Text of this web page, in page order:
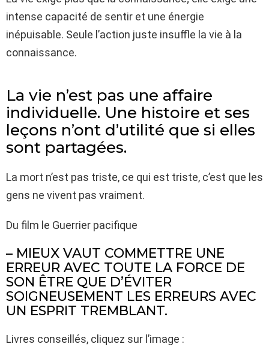
intense capacité de sentir et une énergie
inépuisable. Seule l’action juste insuffle la vie à la
connaissance.
La vie n’est pas une affaire
individuelle. Une histoire et ses
leçons n’ont d’utilité que si elles
sont partagées.
La mort n’est pas triste, ce qui est triste, c’est que les
gens ne vivent pas vraiment.
Du film le Guerrier pacifique
– MIEUX VAUT COMMETTRE UNE
ERREUR AVEC TOUTE LA FORCE DE
SON ÊTRE QUE D’ÉVITER
SOIGNEUSEMENT LES ERREURS AVEC
UN ESPRIT TREMBLANT.
Livres conseillés, cliquez sur l’image :